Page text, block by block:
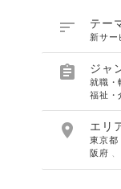
 テー
新サー
 ジャ
就職・
福祉・
 エリ
東京都
阪府